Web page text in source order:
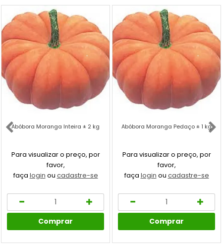
Abóbora Moranga Inteira ± 2 kg
Para visualizar o preço, por
favor,
faça login ou cadastre-se
Comprar
Abóbora Moranga Pedaço ± 1 kg
Para visualizar o preço, por
favor,
faça login ou cadastre-se
Comprar